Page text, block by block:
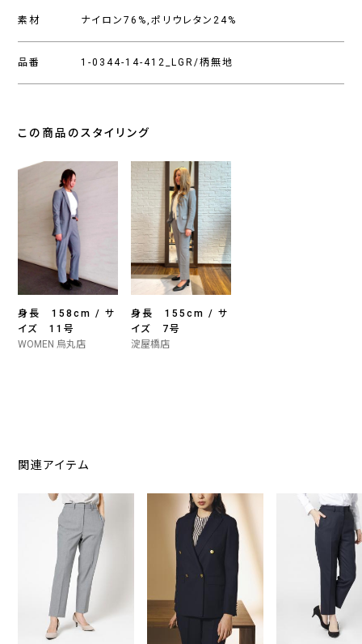
素材 ナイロン76%,ポリウレタン24%
品番 1-0344-14-412_LGR/柄無地
この商品のスタイリング
身長 158cm / サ
イズ 11号
WOMEN 烏丸店
身長 155cm / サ
イズ 7号
淀屋橋店
関連アイテム